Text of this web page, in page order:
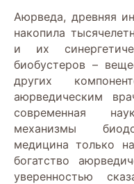
Аюрведа, древняя
накопила
и их
биобустеров –
других
аюрведическим
современная
механизмы
медицина только
богатство
уверенностью